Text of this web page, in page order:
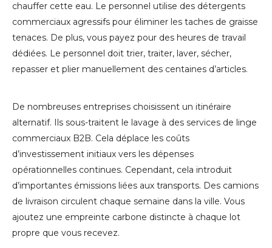
chauffer cette eau. Le personnel utilise des détergents
commerciaux agressifs pour éliminer les taches de graisse
tenaces. De plus, vous payez pour des heures de travail
dédiées. Le personnel doit trier, traiter, laver, sécher,
repasser et plier manuellement des centaines d’articles.
De nombreuses entreprises choisissent un itinéraire
alternatif. Ils sous-traitent le lavage à des services de linge
commerciaux B2B. Cela déplace les coûts
d’investissement initiaux vers les dépenses
opérationnelles continues. Cependant, cela introduit
d’importantes émissions liées aux transports. Des camions
de livraison circulent chaque semaine dans la ville. Vous
ajoutez une empreinte carbone distincte à chaque lot
propre que vous recevez.